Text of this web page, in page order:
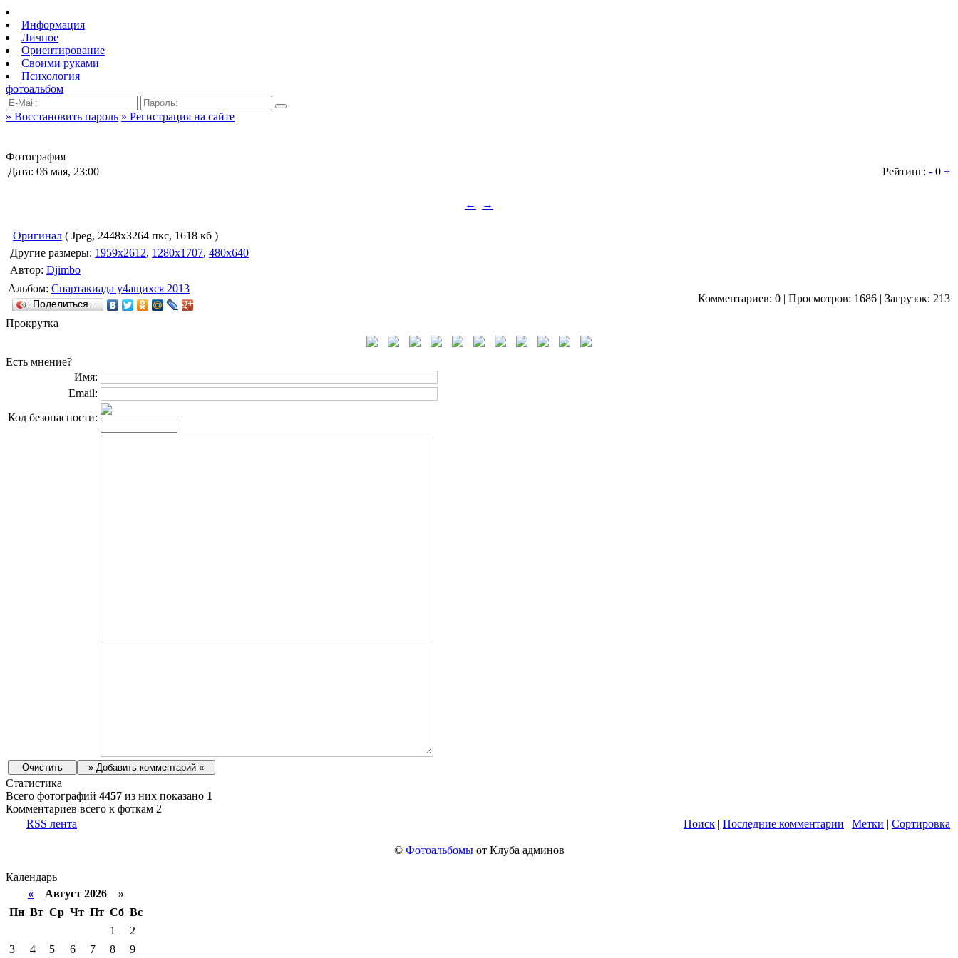
Информация
Личное
Ориентирование
Своими руками
Психология
фотоальбом
» Восстановить пароль » Регистрация на сайте
Фотография
Дата: 06 мая, 23:00
Рейтинг: - 0 +
← →
Оригинал ( Jpeg, 2448x3264 пкс, 1618 кб )
Другие размеры: 1959x2612, 1280x1707, 480x640
Автор: Djimbo
Альбом: Спартакиада у4ащихся 2013
Поделиться… Комментариев: 0 | Просмотров: 1686 | Загрузок: 213
Прокрутка
Есть мнение?
Имя:
Email:
Код безопасности:
Статистика
Всего фотографий 4457 из них показано 1
Комментариев всего к фоткам 2
RSS лента
Поиск | Последние комментарии | Метки | Сортировка
© Фотоальбомыот Клуба админов
Календарь
« Август 2026 »
Пн Вт Ср Чт Пт Сб Вс
1
2
3
4 5 6 7 8 9